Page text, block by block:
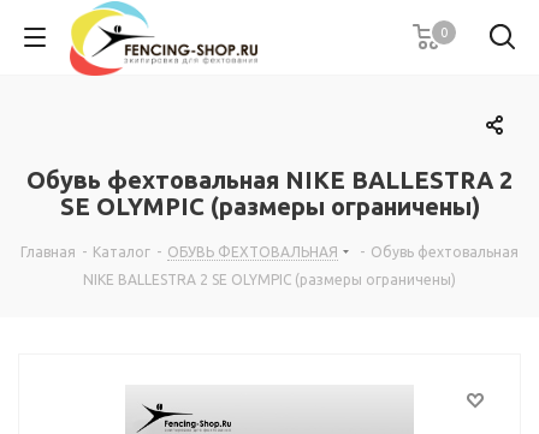
0
Обувь фехтовальная NIKE BALLESTRA 2
SE OLYMPIC (размеры ограничены)
Главная - Каталог - ОБУВЬ ФЕХТОВАЛЬНАЯ - Обувь фехтовальная
NIKE BALLESTRA 2 SE OLYMPIC (размеры ограничены)